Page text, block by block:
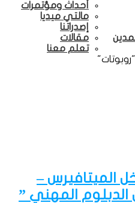
أحداث ومؤتمرات
مالتي ميديا
إصدراتنا
مقالات
تعلم معنا
الميتافيرس –
الدبلوم المهني ”